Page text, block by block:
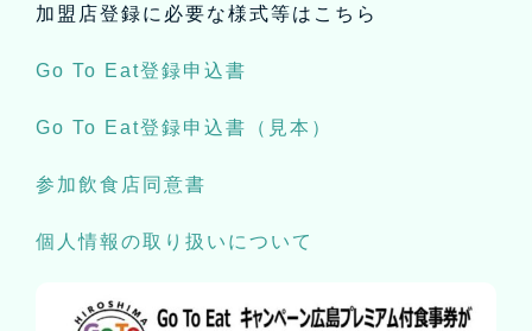
加盟店登録に必要な様式等はこちら
Go To Eat登録申込書
Go To Eat登録申込書（見本）
参加飲食店同意書
個人情報の取り扱いについて